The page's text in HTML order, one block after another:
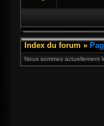
Index du forum »
Nous sommes